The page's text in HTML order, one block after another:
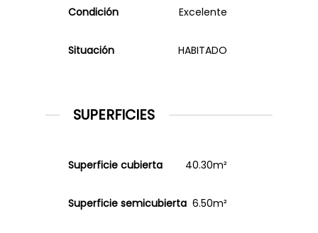
Condición Excelente
Situación HABITADO
SUPERFICIES
Superficie cubierta 40.30m²
Superficie semicubierta 6.50m²